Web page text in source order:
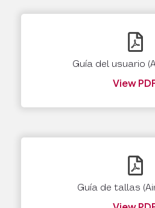
Guía del usuario
View
Guía de tallas